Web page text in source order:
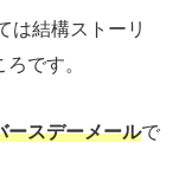
は結構ストーリ
です。
ースデーメールで